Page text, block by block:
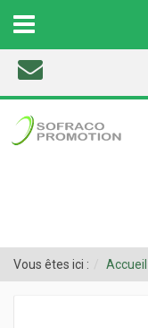
MENU
Vous êtes ici : Accueil